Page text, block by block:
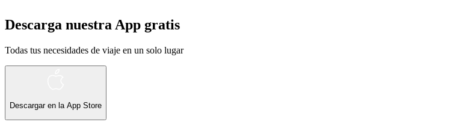
Descarga nuestra App gratis
Todas tus necesidades de viaje en un solo lugar
Descargar en la App Store